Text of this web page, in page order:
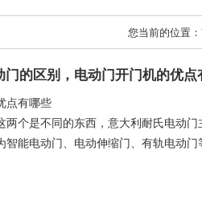
您当前的位置：
的区别，电动门开门机的优点
点有哪些
个是不同的东西，意大利耐氏电动
能电动门、电动伸缩门、有轨电动门